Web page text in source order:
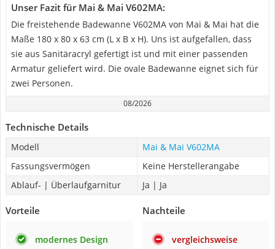
Unser Fazit für Mai & Mai V602MA:
Die freistehende Badewanne V602MA von Mai & Mai hat die
Maße 180 x 80 x 63 cm (L x B x H). Uns ist aufgefallen, dass
sie aus Sanitäracryl gefertigt ist und mit einer passenden
Armatur geliefert wird. Die ovale Badewanne eignet sich für
zwei Personen.
08/2026
Technische Details
Modell
Mai & Mai V602MA
Fassungsvermögen
Keine Herstellerangabe
Ablauf- | Überlaufgarnitur
Ja | Ja
Vorteile
modernes Design
Nachteile
vergleichsweise